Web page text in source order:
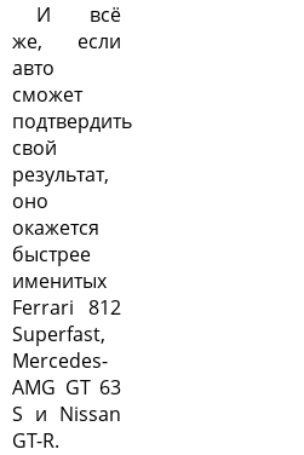
И всё
же, если
авто
сможет
подтвердить
свой
результат,
оно
окажется
быстрее
именитых
Ferrari 812
Superfast,
Mercedes-
AMG GT 63
S и Nissan
GT-R.